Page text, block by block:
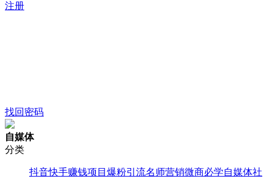
注册
找回密码
自媒体
分类
抖音快手赚钱项目 爆粉引流名师营销微商必学自媒体社